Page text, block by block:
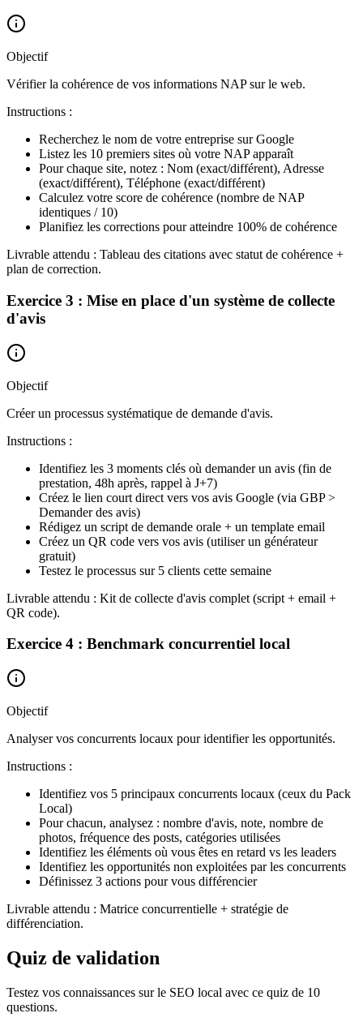
Objectif
Vérifier la cohérence de vos informations NAP sur le web.
Instructions :
Recherchez le nom de votre entreprise sur Google
Listez les 10 premiers sites où votre NAP apparaît
Pour chaque site, notez : Nom (exact/différent), Adresse
(exact/différent), Téléphone (exact/différent)
Calculez votre score de cohérence (nombre de NAP
identiques / 10)
Planifiez les corrections pour atteindre 100% de cohérence
Livrable attendu : Tableau des citations avec statut de cohérence +
plan de correction.
Exercice 3 : Mise en place d'un système de collecte
d'avis
Objectif
Créer un processus systématique de demande d'avis.
Instructions :
Identifiez les 3 moments clés où demander un avis (fin de
prestation, 48h après, rappel à J+7)
Créez le lien court direct vers vos avis Google (via GBP >
Demander des avis)
Rédigez un script de demande orale + un template email
Créez un QR code vers vos avis (utiliser un générateur
gratuit)
Testez le processus sur 5 clients cette semaine
Livrable attendu : Kit de collecte d'avis complet (script + email +
QR code).
Exercice 4 : Benchmark concurrentiel local
Objectif
Analyser vos concurrents locaux pour identifier les opportunités.
Instructions :
Identifiez vos 5 principaux concurrents locaux (ceux du Pack
Local)
Pour chacun, analysez : nombre d'avis, note, nombre de
photos, fréquence des posts, catégories utilisées
Identifiez les éléments où vous êtes en retard vs les leaders
Identifiez les opportunités non exploitées par les concurrents
Définissez 3 actions pour vous différencier
Livrable attendu : Matrice concurrentielle + stratégie de
différenciation.
Quiz de validation
Testez vos connaissances sur le SEO local avec ce quiz de 10
questions.